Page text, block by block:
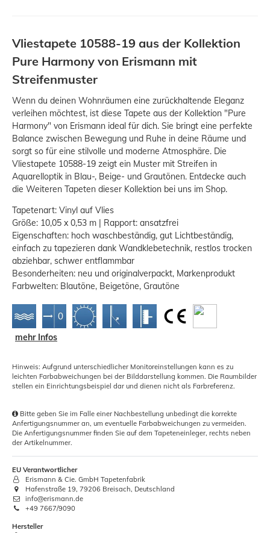
Vliestapete 10588-19 aus der Kollektion
Pure Harmony von Erismann mit
Streifenmuster
Wenn du deinen Wohnräumen eine zurückhaltende Eleganz
verleihen möchtest, ist diese Tapete aus der Kollektion "Pure
Harmony" von Erismann ideal für dich. Sie bringt eine perfekte
Balance zwischen Bewegung und Ruhe in deine Räume und
sorgt so für eine stilvolle und moderne Atmosphäre. Die
Vliestapete 10588-19 zeigt ein Muster mit Streifen in
Aquarelloptik in Blau-, Beige- und Grautönen. Entdecke auch
die Weiteren Tapeten dieser Kollektion bei uns im Shop.
Tapetenart: Vinyl auf Vlies
Größe: 10,05 x 0,53 m | Rapport: ansatzfrei
Eigenschaften: hoch waschbeständig, gut Lichtbeständig,
einfach zu tapezieren dank Wandklebetechnik, restlos trocken
abziehbar, schwer entflammbar
Besonderheiten: neu und originalverpackt, Markenprodukt
Farbwelten: Blautöne, Beigetöne, Grautöne
mehr Infos
Hinweis: Aufgrund unterschiedlicher Monitoreinstellungen kann es zu
leichten Farbabweichungen bei der Bilddarstellung kommen. Die Raumbilder
stellen ein Einrichtungsbeispiel dar und dienen nicht als Farbreferenz.
Bitte geben Sie im Falle einer Nachbestellung unbedingt die korrekte
Anfertigungsnummer an, um eventuelle Farbabweichungen zu vermeiden.
Die Anfertigungsnummer finden Sie auf dem Tapeteneinleger, rechts neben
der Artikelnummer.
EU Verantwortlicher
Erismann & Cie. GmbH Tapetenfabrik
Hafenstraße 19, 79206 Breisach, Deutschland
info@erismann.de
+49 7667/9090
Hersteller